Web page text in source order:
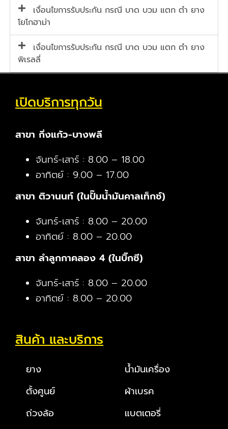
เงื่อนไขการรับประกัน กรณี บาด บวม แตก ตำ ยาง
โยโกฮาม่า
เงื่อนไขการรับประกัน กรณี บาด บวม แตก ตำ ยาง
พิเรลลี่
เปิดบริการทุกวัน
สาขา กิ่งแก้ว-บางพลี
จันทร์-เสาร์ : 8.00 – 18.00
อาทิตย์ : 9.00 – 17.00
สาขา ติวานนท์ (ในปั๊มน้ำมันคาลเท็กซ์)
จันทร์-เสาร์ : 8.00 – 20.00
อาทิตย์ : 8.00 – 20.00
สาขา ลำลูกกาคลอง 4 (ในบิ๊กซี)
จันทร์-เสาร์ : 8.00 – 20.00
อาทิตย์ : 8.00 – 20.00
สินค้า และบริการ
ยาง
ตั้งศูนย์
ถ่วงล้อ
น้ำมันเครื่อง
ผ้าเบรค
แบตเตอรี่